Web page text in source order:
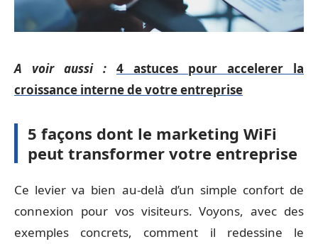
A voir aussi :
4 astuces pour accelerer la
croissance interne de votre entreprise
5 façons dont le marketing WiFi
peut transformer votre entreprise
Ce levier va bien au-delà d’un simple confort de
connexion pour vos visiteurs. Voyons, avec des
exemples concrets, comment il redessine le